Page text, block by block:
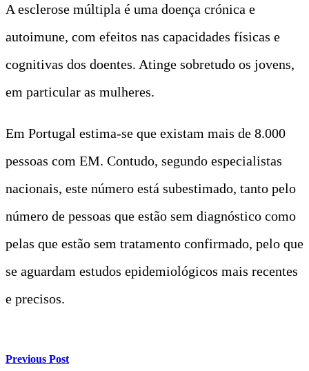
A esclerose múltipla é uma doença crónica e
autoimune, com efeitos nas capacidades físicas e
cognitivas dos doentes. Atinge sobretudo os jovens,
em particular as mulheres.
Em Portugal estima-se que existam mais de 8.000
pessoas com EM. Contudo, segundo especialistas
nacionais, este número está subestimado, tanto pelo
número de pessoas que estão sem diagnóstico como
pelas que estão sem tratamento confirmado, pelo que
se aguardam estudos epidemiológicos mais recentes
e precisos.
Previous Post